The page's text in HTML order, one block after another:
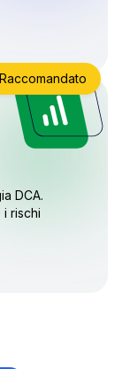
DCA.
rischi
Raccomandato